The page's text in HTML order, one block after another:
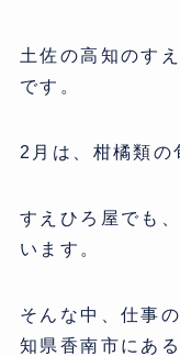
土佐の高知のす
です。
2月は、柑橘類の
すえひろ屋でも
います。
そんな中、仕事
知県香南市にある